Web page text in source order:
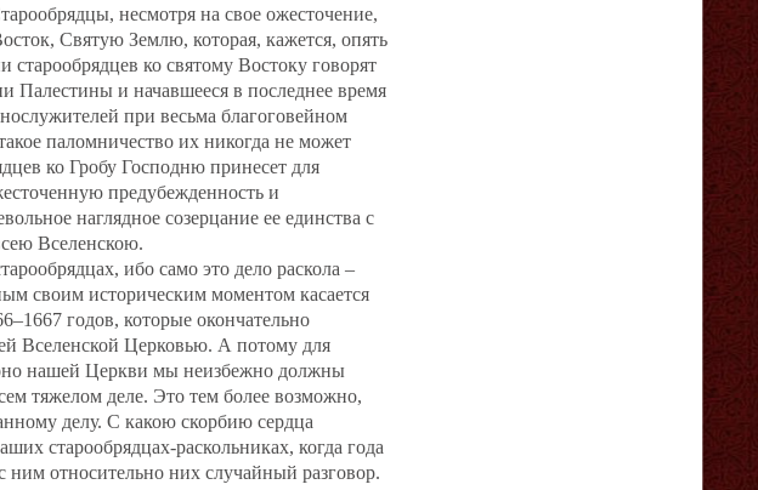
несмотря на свое ожесточение,
Святую Землю, которая, кажется, опять
ко святому Востоку говорят
Палестины и начавшееся в последнее время
при весьма благоговейном
паломничество их никогда не может
ко Гробу Господню принесет для
предубежденность и
наглядное созерцание ее единства с
Вселенскою.
ибо само это дело раскола –
своим историческим моментом касается
годов, которые окончательно
Вселенской Церковью. А потому для
нашей Церкви мы неизбежно должны
тяжелом деле. Это тем более возможно,
делу. С какою скорбию сердца
старообрядцах‐раскольниках, когда года
относительно них случайный разговор.